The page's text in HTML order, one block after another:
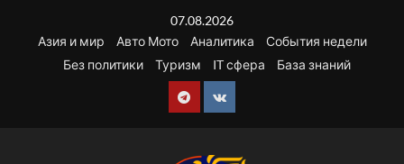
содержимому
07.08.2026
Азия и мир
Авто Мото Аналитика
События недели
Без политики
Туризм IT сфера База знаний
Telegram
VK